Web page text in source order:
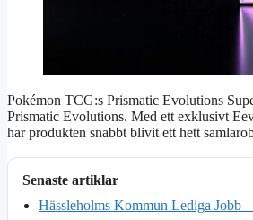
Pokémon TCG:s Prismatic Evolutions
Prismatic Evolutions. Med ett exklusivt
har produkten snabbt blivit ett hett
Senaste artiklar
Hässleholms Kommun Lediga Jobb